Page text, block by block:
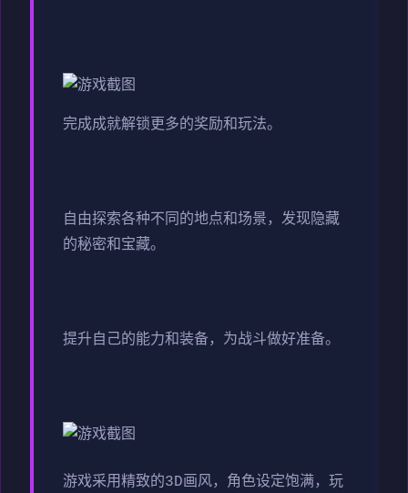
完成成就解锁更多的奖励和玩法。
自由探索各种不同的地点和场景，发现隐藏
的秘密和宝藏。
提升自己的能力和装备，为战斗做好准备。
游戏采用精致的3D画风，角色设定饱满，玩